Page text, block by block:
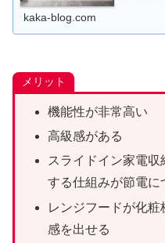
kaka-blog.com
メリット
機能性が非常高い
高級感がある
スライドイン家電
する仕組みが節電に
レンジフードが化
感を出せる